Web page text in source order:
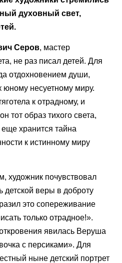
духовный свет,
Серов, мастер
не раз писал детей. Для
отдохновением души,
юному несуетному миру.
к отрадному, и
тот образ тихого света,
хранится тайна
к истинному миру
художник почувствовал
детской веры в доброту
это сопереживание
только отрадное!».
явилась Веруша
с персиками». Для
ныне детский портрет